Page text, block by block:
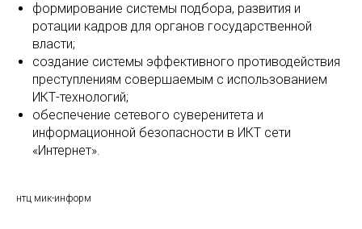
формирование системы подбора, развития и
ротации кадров для органов государственной
власти;
создание системы эффективного противодействия
преступлениям совершаемым с использованием
ИКТ-технологий;
обеспечение сетевого суверенитета и
информационной безопасности в ИКТ сети
«Интернет».
нтц мик-информ